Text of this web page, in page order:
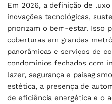
Em 2026, a definição de
inovações tecnológicas,
priorizam o bem-estar. Isso
coberturas em grandes
panorâmicas e serviços de
condomínios fechados com
lazer, segurança e
estética, a presença de
de eficiência energética e o